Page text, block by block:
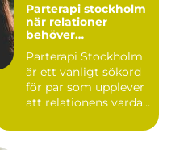
Parterapi stockholm
när relationer
behöver
Parterapi Stockholm
är ett vanligt sökord
för par som upplever
att relationens vardag